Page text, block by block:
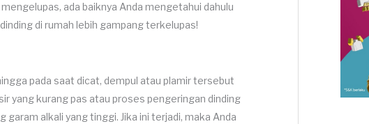
ada baiknya Anda mengetahui dahulu
di rumah lebih gampang terkelupas!
pada saat dicat, dempul atau plamir tersebut
yang kurang pas atau proses pengeringan dinding
alkali yang tinggi. Jika ini terjadi, maka Anda